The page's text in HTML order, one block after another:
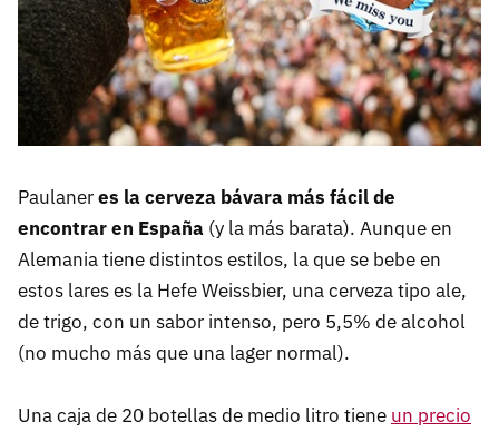
Paulaneres la cerveza bávara más fácil de
encontrar en España (y la más barata). Aunque en
Alemania tiene distintos estilos, la que se bebe en
estos lares es la Hefe Weissbier, una cerveza tipo ale,
de trigo, con un sabor intenso, pero 5,5% de alcohol
(no mucho más que una lager normal).
Una caja de 20 botellas de medio litro tiene un precio